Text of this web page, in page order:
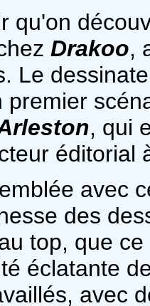
qu'on
Drakoo,
Le
premier
, qui
éditorial
avec
des
top, que
éclatante
avec